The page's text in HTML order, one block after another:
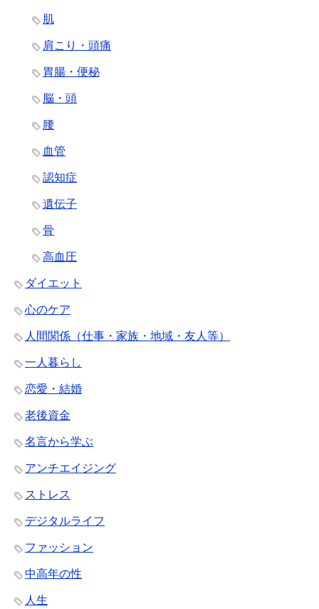
肌
肩こり・頭痛
胃腸・便秘
脳・頭
腰
血管
認知症
遺伝子
骨
高血圧
ダイエット
心のケア
人間関係（仕事・家族・地域・友人等）
一人暮らし
恋愛・結婚
老後資金
名言から学ぶ
アンチエイジング
ストレス
デジタルライフ
ファッション
中高年の性
人生